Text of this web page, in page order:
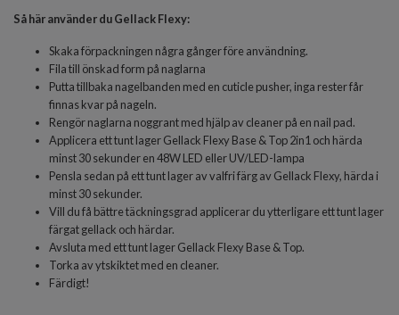
Så här använder du Gellack Flexy:
Skaka förpackningen några gånger före användning.
Fila till önskad form på naglarna
Putta tillbaka nagelbanden med en cuticle pusher, inga rester får
finnas kvar på nageln.
Rengör naglarna noggrant med hjälp av cleaner på en nail pad.
Applicera ett tunt lagerGellack Flexy Base & Top 2in1 och härda
minst 30 sekunder en 48W LED eller UV/LED-lampa
Pensla sedan på ett tunt lager av valfri färg av Gellack Flexy, härda i
minst 30 sekunder.
Vill du få bättre täckningsgrad applicerar du ytterligare ett tunt lager
färgat gellack och härdar.
Avsluta med ett tunt lager Gellack Flexy Base & Top.
Torka av ytskiktet med en cleaner.
Färdigt!